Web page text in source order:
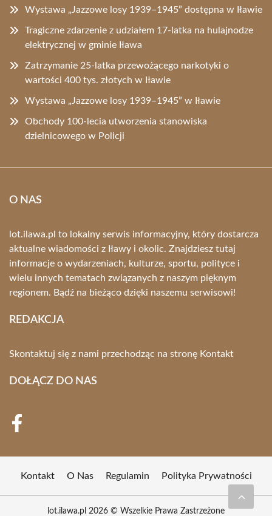
Wystawa „Jazzowe losy 1939–1945” dostępna w Iławie
Tragiczne zdarzenie z udziałem 17-latka na hulajnodze
elektrycznej w gminie Iława
Zatrzymanie 25-latka przewożącego narkotyki o
wartości 400 tys. złotych w Iławie
Wystawa „Jazzowe losy 1939–1945” w Iławie
Obchody 100-lecia utworzenia stanowiska
dzielnicowego w Policji
O NAS
lot.ilawa.pl to lokalny serwis informacyjny, który dostarcza
aktualne wiadomości z Iławy i okolic. Znajdziesz tutaj
informacje o wydarzeniach, kulturze, sportu, polityce i
wielu innych tematach związanych z naszym pięknym
regionem. Bądź na bieżąco dzięki naszemu serwisowi!
REDAKCJA
Skontaktuj się z nami przechodząc na stronę Kontakt
DOŁĄCZ DO NAS
Kontakt O Nas Regulamin Polityka Prywatności
lot.ilawa.pl 2026 © Wszelkie Prawa Zastrzeżone